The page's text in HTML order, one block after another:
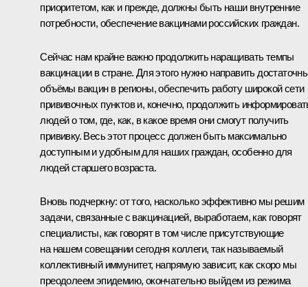
приоритетом, как и прежде, должны быть наши внутренние
потребности, обеспечение вакцинами российских граждан.
Сейчас нам крайне важно продолжить наращивать темпы
вакцинации в стране. Для этого нужно направить
объёмы вакцин в регионы, обеспечить работу широкой сети
прививочных пунктов и, конечно, продолжить
людей о том, где, как, в какое время они смогут получить
прививку. Весь этот процесс должен быть максимально
доступным и удобным для наших граждан, особенно для
людей старшего возраста.
Вновь подчеркну: от того, насколько эффективно мы решим
задачи, связанные с вакцинацией, выработаем, как говорят
специалисты, как говорят в том числе присутствующие
на нашем совещании сегодня коллеги, так называемый
коллективный иммунитет, напрямую зависит, как скоро мы
преодолеем эпидемию, окончательно выйдем из режима